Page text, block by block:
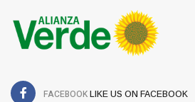
FACEBOOK LIKE US ON FACEBOOK